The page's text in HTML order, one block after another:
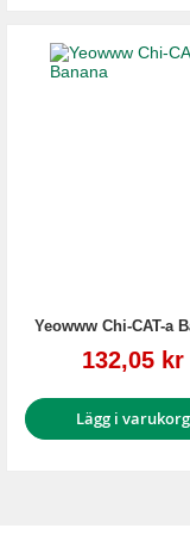
Yeowww Chi-CAT-a
Reapris
132,05 kr
Lägg i varukorg